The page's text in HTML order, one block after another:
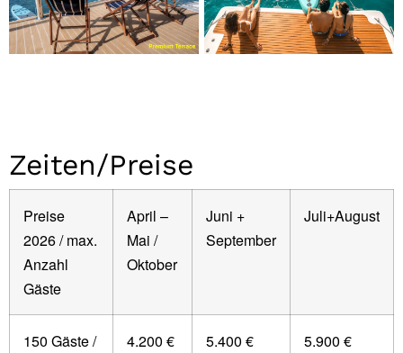
Zeiten/Preise
Preise
2026 / max.
Anzahl
Gäste
April –
Mai /
Oktober
Juni +
September
Juli+August
150 Gäste /
4.200 € 5.400 € 5.900 €